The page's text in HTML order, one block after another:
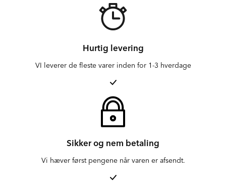
Hurtig levering
VI leverer de fleste varer inden for 1-3 hverdage
Sikker og nem betaling
Vi hæver først pengene når varen er afsendt.